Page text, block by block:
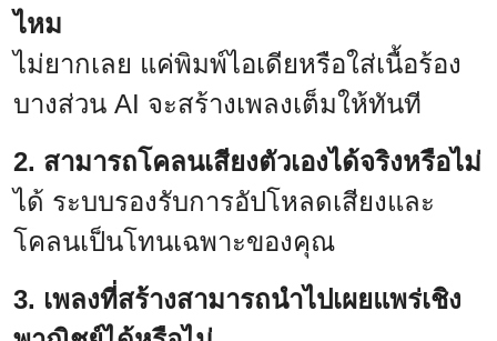
ไหม
ไม่ยากเลย แค่พิมพ์ไอเดียหรือใส่เนื้อร้อง
บางส่วน AI จะสร้างเพลงเต็มให้ทันที
2. สามารถโคลนเสียงตัวเองได้จริงหรือไม่
ได้ ระบบรองรับการอัปโหลดเสียงและ
โคลนเป็นโทนเฉพาะของคุณ
3. เพลงที่สร้างสามารถนำไปเผยแพร่เชิง